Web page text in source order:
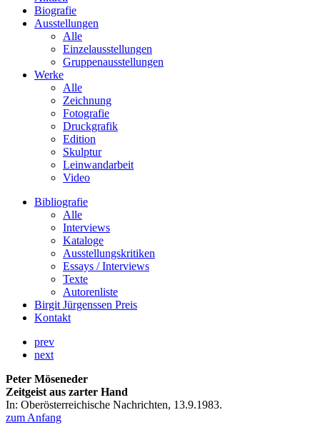
Biografie
Ausstellungen
Alle
Einzelausstellungen
Gruppenausstellungen
Werke
Alle
Zeichnung
Fotografie
Druckgrafik
Edition
Skulptur
Leinwandarbeit
Video
Bibliografie
Alle
Interviews
Kataloge
Ausstellungskritiken
Essays / Interviews
Texte
Autorenliste
Birgit Jürgenssen Preis
Kontakt
prev
next
Peter Möseneder
Zeitgeist aus zarter Hand
In: Oberösterreichische Nachrichten, 13.9.1983.
zum Anfang